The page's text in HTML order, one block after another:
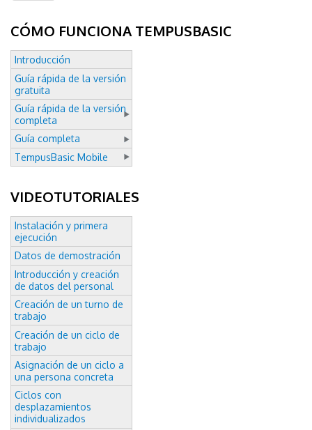
CÓMO FUNCIONA TEMPUSBASIC
Introducción
Guía rápida de la versión
gratuita
Guía rápida de la versión
completa
Guía completa
TempusBasic Mobile
VIDEOTUTORIALES
Instalación y primera
ejecución
Datos de demostración
Introducción y creación
de datos del personal
Creación de un turno de
trabajo
Creación de un ciclo de
trabajo
Asignación de un ciclo a
una persona concreta
Ciclos con
desplazamientos
individualizados